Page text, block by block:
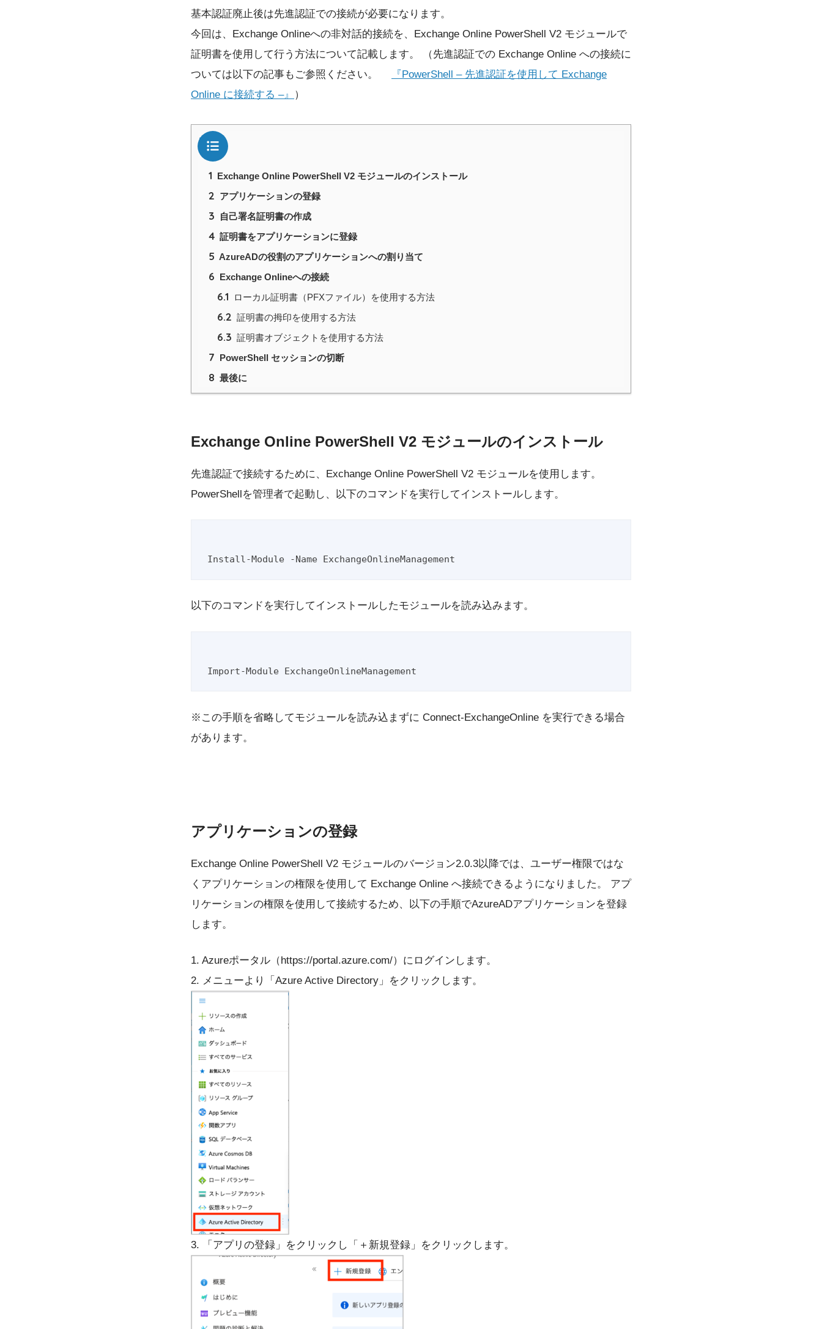
基本認証廃止後は先進認証での接続が必要になります。
今回は、Exchange Onlineへの非対話的接続を、Exchange Online PowerShell V2 モジュールで
証明書を使用して行う方法について記載します。 （先進認証での Exchange Online への接続に
ついては以下の記事もご参照ください。
『PowerShell – 先進認証を使用して Exchange
Online に接続する –』
）
目次
1 Exchange Online PowerShell V2 モジュールのインストール
2 アプリケーションの登録
3 自己署名証明書の作成
4 証明書をアプリケーションに登録
5 AzureADの役割のアプリケーションへの割り当て
6 Exchange Onlineへの接続
6.1 ローカル証明書（PFXファイル）を使用する方法
6.2 証明書の拇印を使用する方法
6.3 証明書オブジェクトを使用する方法
7 PowerShell セッションの切断
8 最後に
Exchange Online PowerShell V2 モジュールのインストール
先進認証で接続するために、Exchange Online PowerShell V2 モジュールを使用します。
PowerShellを管理者で起動し、以下のコマンドを実行してインストールします。
以下のコマンドを実行してインストールしたモジュールを読み込みます。
※この手順を省略してモジュールを読み込まずに Connect-ExchangeOnline を実行できる場合
があります。
アプリケーションの登録
Exchange Online PowerShell V2 モジュールのバージョン2.0.3以降では、ユーザー権限ではな
くアプリケーションの権限を使用して Exchange Online へ接続できるようになりました。 アプ
リケーションの権限を使用して接続するため、以下の手順でAzureADアプリケーションを登録
します。
1. Azureポータル（https://portal.azure.com/）にログインします。
2. メニューより「Azure Active Directory」をクリックします。
3. 「アプリの登録」をクリックし「＋新規登録」をクリックします。